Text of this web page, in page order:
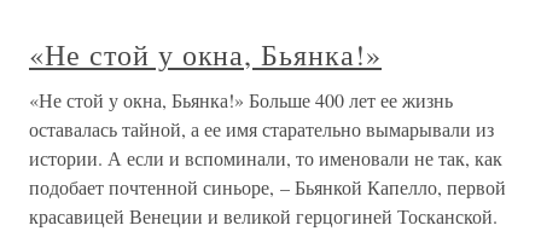
«Не стой у окна, Бьянка!»
«Не стой у окна, Бьянка!» Больше 400 лет ее жизнь
оставалась тайной, а ее имя старательно вымарывали из
истории. А если и вспоминали, то именовали не так, как
подобает почтенной синьоре, – Бьянкой Капелло, первой
красавицей Венеции и великой герцогиней Тосканской.